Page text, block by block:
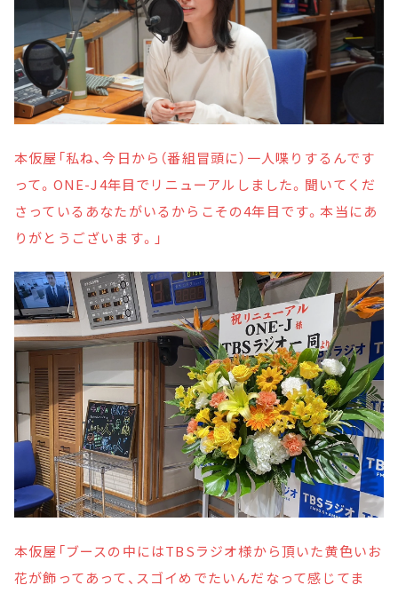
本仮屋「私ね、今日から（番組冒頭に）一人喋りするんです
って。ONE-J4年目でリニューアルしました。聞いてくだ
さっているあなたがいるからこその4年目です。本当にあ
りがとうございます。」
本仮屋「ブースの中にはTBSラジオ様から頂いた黄色いお
花が飾ってあって、スゴイめでたいんだなって感じてま